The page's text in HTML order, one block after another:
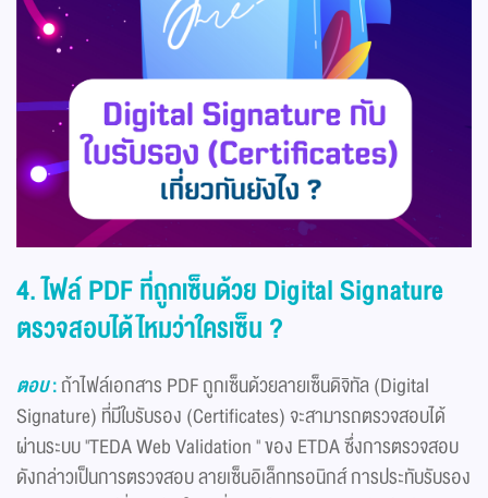
4. ไฟล์ PDF ที่ถูกเซ็นด้วย Digital Signature
ตรวจสอบได้ไหมว่าใครเซ็น ?
ตอบ:ถ้าไฟล์เอกสาร PDF ถูกเซ็นด้วยลายเซ็นดิจิทัล (Digital
Signature) ที่มีใบรับรอง (Certificates) จะสามารถตรวจสอบได้
ผ่านระบบ "TEDA Web Validation " ของ ETDA ซึ่งการตรวจสอบ
ดังกล่าวเป็นการตรวจสอบ ลายเซ็นอิเล็กทรอนิกส์ การประทับรับรอง